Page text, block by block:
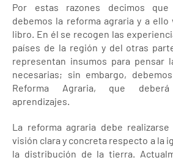
Por estas razones decimos
debemos la reforma agraria y a
libro. En él se recogen las
países de la región y del otras
representan insumos para pensar
necesarias; sin embargo,
Reforma Agraria, que
aprendizajes.
La reforma agraria debe
visión clara y concreta respecto a la
la distribución de la tierra.